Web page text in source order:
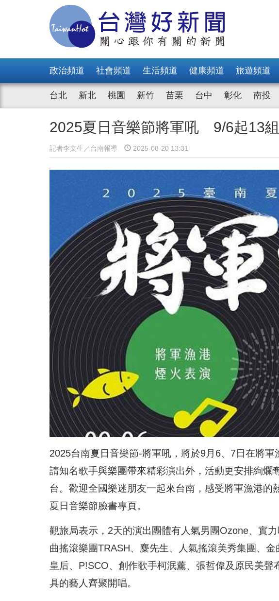
政治頻道 社會頻道 生活頻道 健康頻道 旅遊頻道
台北 新北 桃園 新竹 苗栗 台中 彰化 南投
2025夏日音樂節將軍吼 9/6起13
記者李文生／台南報導 2025-08-20 13:31
2025台南夏日音樂節-將軍吼，將於9月6、7日在將
請知名歌手與樂團帶來精彩演出外，活動更安排絢爛
台。歡迎全國樂迷朋友一起來台南，感受將軍漁港
夏日音樂節臉書專頁。
觀旅局表示，2天的演出團體有人氣男團Ozone、實
曲搖滾樂團TRASH、麋先生、人氣搖滾美秀集團、
皇后、P!SCO、創作歌手柯泯薰、張哲偉及原民美
具的藝人齊聚開唱。